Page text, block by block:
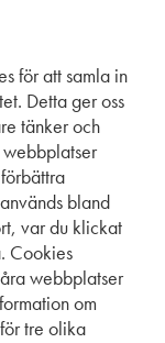
för att samla in
Detta ger oss
tänker och
bland
var du klickat
Cookies
webbplatser
om
tre olika